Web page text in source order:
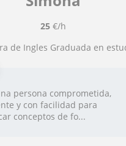
25€/h
Graduada en estudios Ingleses apta para dar clases a todas las
persona comprometida,
y con facilidad para
conceptos de fo...